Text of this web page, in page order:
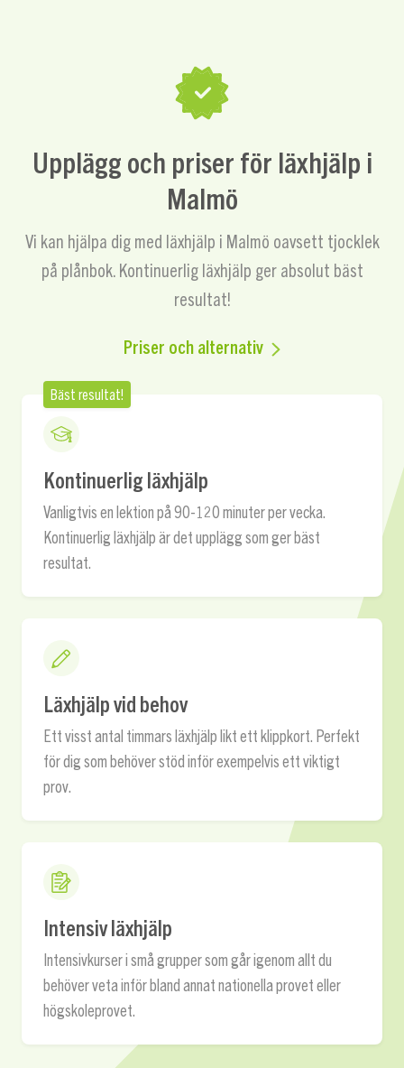
Upplägg och priser för läxhjälp i
Malmö
Vi kan hjälpa dig med läxhjälp i Malmö oavsett tjocklek
på plånbok. Kontinuerlig läxhjälp ger absolut bäst
resultat!
Priser och alternativ
Bäst resultat!
Kontinuerlig läxhjälp
Vanligtvis en lektion på 90-120 minuter per vecka.
Kontinuerlig läxhjälp är det upplägg som ger bäst
resultat.
Läxhjälp vid behov
Ett visst antal timmars läxhjälp likt ett klippkort. Perfekt
för dig som behöver stöd inför exempelvis ett viktigt
prov.
Intensiv läxhjälp
Intensivkurser i små grupper som går igenom allt du
behöver veta inför bland annat nationella provet eller
högskoleprovet.